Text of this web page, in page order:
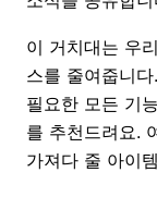
이 거치대는 우
스를 줄여줍니
필요한 모든 기
를 추천드려요.
가져다 줄 아이